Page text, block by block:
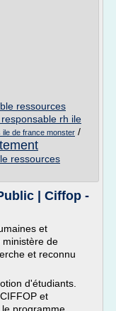
ressources
rh ile
de france monster /
ressources
| Ciffop -
et
ministère de
et reconnu
d'étudiants.
et